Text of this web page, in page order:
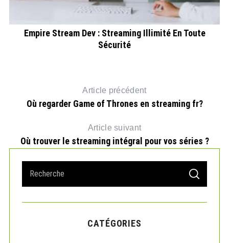
Empire Stream Dev : Streaming Illimité En Toute
Sécurité
Article précédent
Où regarder Game of Thrones en streaming fr?
Article suivant
Où trouver le streaming intégral pour vos séries ?
a
r
S
A
C
CATÉGORIES